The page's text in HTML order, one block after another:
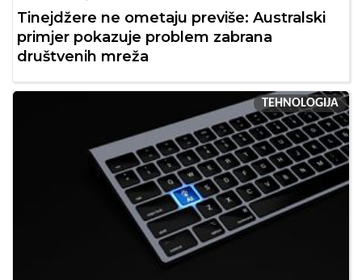
Tinejdžere ne ometaju previše: Australski
primjer pokazuje problem zabrana
društvenih mreža
TEHNOLOGIJA